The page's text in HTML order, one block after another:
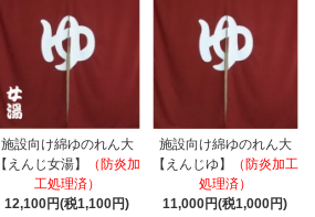
施設向け綿ゆのれん大
【えんじ女湯】
（防炎加
工処理済）
12,100円(税1,100円)
施設向け綿ゆのれん大
【えんじゆ】
（防炎加工
処理済）
11,000円(税1,000円)